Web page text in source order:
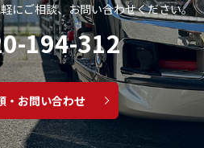
にご相談、お問い合わせください。
194-312
・お問い合わせ